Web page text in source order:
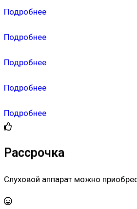
Подробнее
Подробнее
Подробнее
Подробнее
Подробнее
Рассрочка
Слуховой аппарат можно